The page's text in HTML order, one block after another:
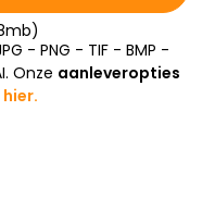
- PNG - TIF - BMP -
Onze aanleveropties
hier.